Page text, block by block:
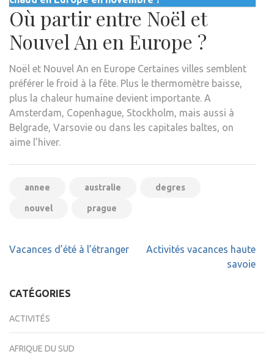
Où partir entre Noël et
Nouvel An en Europe ?
Noël et Nouvel An en Europe Certaines villes semblent
préférer le froid à la fête. Plus le thermomètre baisse,
plus la chaleur humaine devient importante. A
Amsterdam, Copenhague, Stockholm, mais aussi à
Belgrade, Varsovie ou dans les capitales baltes, on
aime l’hiver.
annee australie degres
nouvel prague
Navigation
Vacances d’été à l’étranger
Activités vacances haute
savoie
CATÉGORIES
ACTIVITÉS
AFRIQUE DU SUD